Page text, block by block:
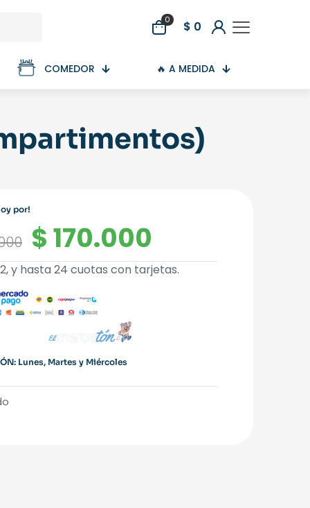
0 $ 0
COMEDOR 🔥 A MEDIDA
por!
El
precio
original
era:
$ 210.000.
$170.000
precio
actual
y hasta 24 cuotas con tarjetas.
Lunes, Martes y Miércoles